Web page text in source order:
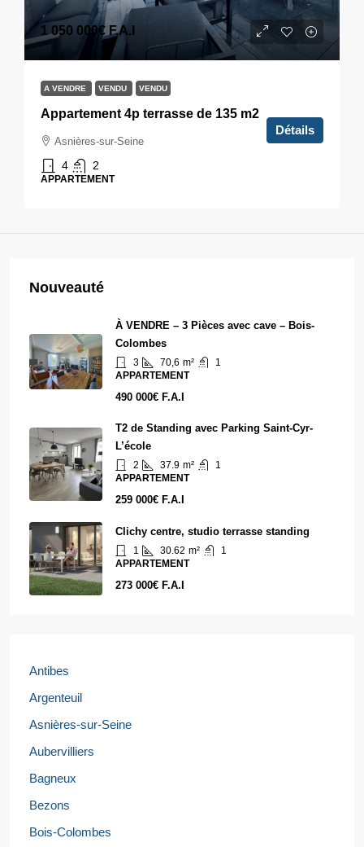
1 050 000€ F.A.I
A VENDRE VENDU VENDU
Appartement 4p terrasse de 135 m2
Asnières-sur-Seine
4 2
APPARTEMENT
Détails
Nouveauté
À VENDRE – 3 Pièces avec cave – Bois-
Colombes
3 70,6 m²
1
APPARTEMENT
490 000€ F.A.I
T2 de Standing avec Parking Saint-Cyr-
L’école
2 37.9 m²
1
APPARTEMENT
259 000€ F.A.I
Clichy centre, studio terrasse standing
1 30.62 m²
1
APPARTEMENT
273 000€ F.A.I
Antibes
Argenteuil
Asnières-sur-Seine
Aubervilliers
Bagneux
Bezons
Bois-Colombes